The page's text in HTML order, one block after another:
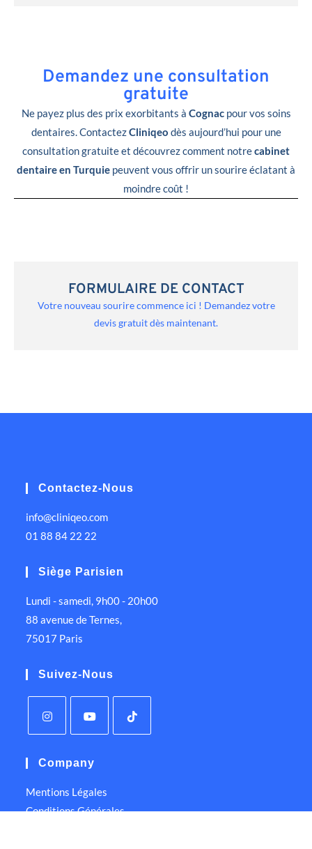
Demandez une consultation
gratuite
Ne payez plus des prix exorbitants à Cognacpour vos soins
dentaires. ContactezCliniqeo dès aujourd’hui pour une
consultation gratuite et découvrez comment notrecabinet
dentaire en Turquie peuvent vous offrir un sourire éclatant à
moindre coût !
FORMULAIRE DE CONTACT
Votre nouveau sourire commence ici ! Demandez votre
devis gratuit dès maintenant.
Contactez-Nous
info@cliniqeo.com
01 88 84 22 22
Siège Parisien
Lundi - samedi, 9h00 - 20h00
88 avenue de Ternes,
75017 Paris
Suivez-Nous
Company
Mentions Légales
Conditions Générales